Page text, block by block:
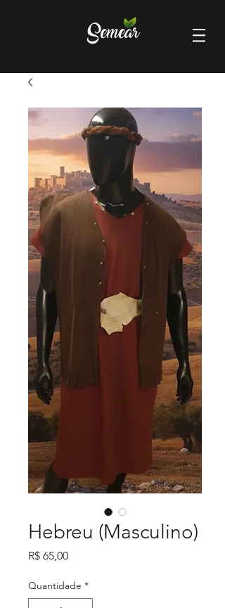
Hebreu (Masculino)
R$ 65,00Preço
Quantidade *